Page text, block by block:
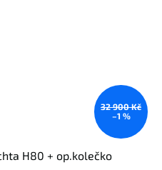
32 900 Kč
–1 %
H80 + op.kolečko